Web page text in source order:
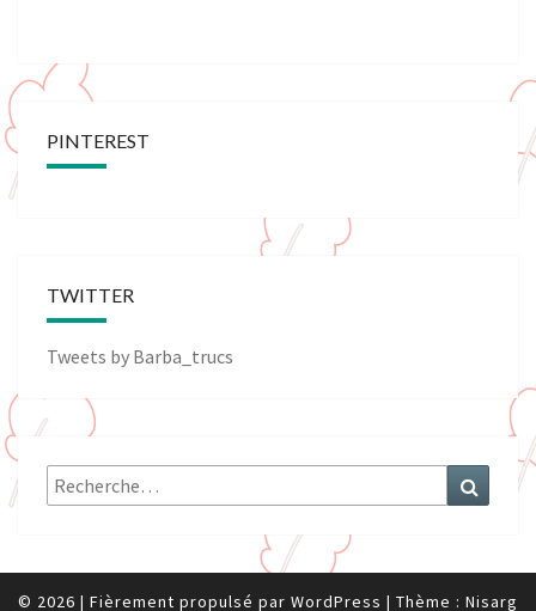
PINTEREST
TWITTER
Tweets by Barba_trucs
Rechercher :
© 2026 | Fièrement propulsé par WordPress | Thème : Nisarg